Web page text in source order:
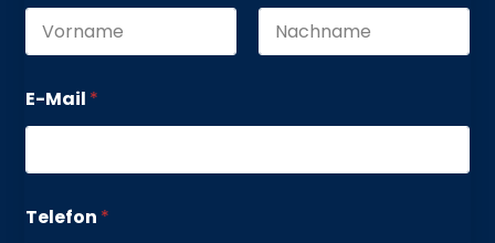
Vorname Nachname
E-Mail *
Telefon *